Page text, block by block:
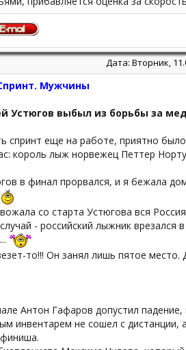
Дата: Вторник,
Мужчины
Устюгов выбыл из борьбы за
спринт еще на работе, приятно
король лыж норвежец Петтер
в финал прорвался, и я бежала
со старта Устюгова вся
- российский лыжник
то!!! Он занял лишь пятое место.
Антон Гафаров допустил
инвентарем не сошел с дистанции,